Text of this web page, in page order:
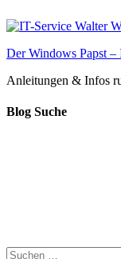
Inhalt
Der Windows Papst
Anleitungen & Infos
Blog Suche